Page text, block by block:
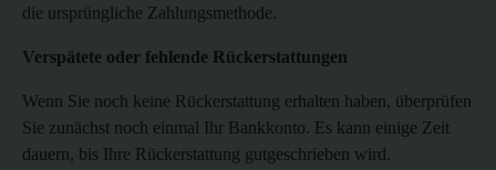
die ursprüngliche Zahlungsmethode.
Verspätete oder fehlende Rückerstattungen
Wenn Sie noch keine Rückerstattung erhalten haben, überprüfen
Sie zunächst noch einmal Ihr Bankkonto. Es kann einige Zeit
dauern, bis Ihre Rückerstattung gutgeschrieben wird.